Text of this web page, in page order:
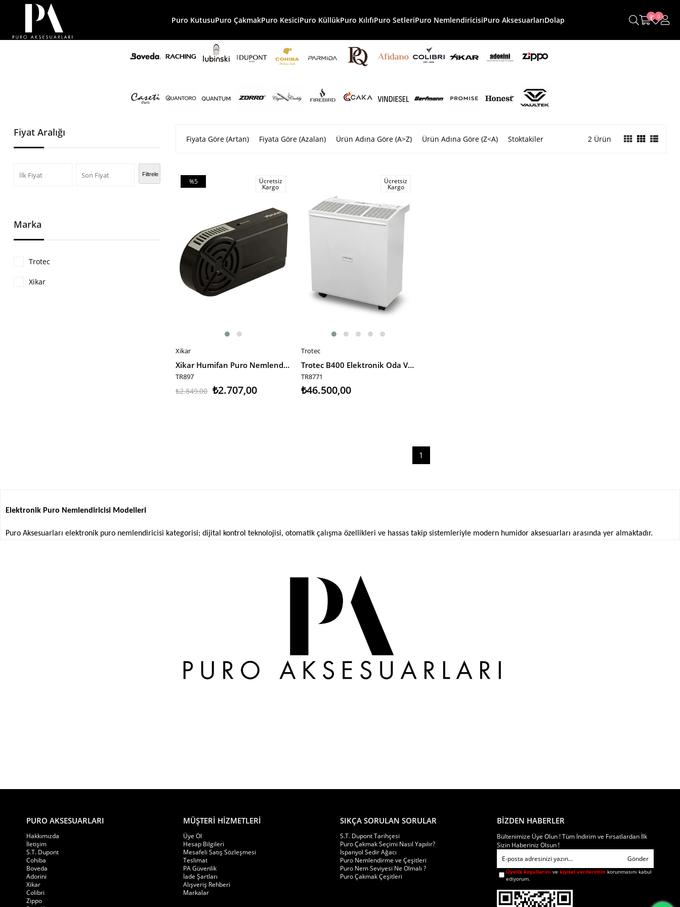
Puro KutusuPuro ÇakmakPuro KesiciPuro KüllükPuro KılıfıPuro SetleriPuro NemlendiricisiPuro AksesuarlarıDolap 0 0
Fiyat Aralığı
Filtrele
Marka
Trotec
Xikar
Fiyata Göre (Artan) Fiyata Göre (Azalan) Ürün Adına Göre (A>Z) Ürün Adına Göre (Z<A) Stoktakiler 2 Ürün
SEPETE EKLE
%5
Ücretsiz
Kargo
Xikar
Xikar Humifan Puro Nemlendirici
TR897
₺2.707,00
₺2.849,00
SEPETE EKLE
Ücretsiz
Kargo
Trotec
Trotec B400 Elektronik Oda Ve Puro Nemlendirme Cihazı
TR8771
₺46.500,00
1
Elektronik Puro Nemlendiricisi Modelleri
Puro Aksesuarları elektronik puro nemlendiricisi kategorisi; dijital kontrol teknolojisi, otomatik çalışma özellikleri ve hassas takip sistemleriyle modern humidor aksesuarları arasında yer almaktadır.
Elektronik humidor nemlendiricileri; kompakt modellerden yüksek kapasiteli sistemlere kadar farklı ihtiyaçlara yönelik seçenekler sunmaktadır. Kullanım alanına göre masaüstü humidorlardan
Puro Aksesuarları elektronik puro nemlendirici modelleri; teknoloji, kapasite ve kullanım özelliklerine göre farklı seçeneklerden oluşmaktadır.
Ayarlanabilir çalışma seçenekleri
Entegre higrometre seçenekleri
USB veya batarya destekli modeller
Kompakt tasarım avantajı
Bu özellikler elektronik nemlendiricileri özellikle düzenli takip gerektiren geniş hacimli humidor sistemleri için tercih edilen aksesuarlar arasında konumlandırmaktadır.
PURO AKSESUARLARI
Hakkımızda
İletişim
S.T. Dupont
Cohiba
Boveda
Adorini
Xikar
Colibri
Zippo
MÜŞTERİ HİZMETLERİ
Üye Ol
Hesap Bilgileri
Mesafeli Satış Sözleşmesi
Teslimat
PA Güvenlik
İade Şartları
Alışveriş Rehberi
Markalar
SIKÇA SORULAN SORULAR
S.T. Dupont Tarihçesi
Puro Çakmak Seçimi Nasıl Yapılır?
İspanyol Sedir Ağacı
Puro Nemlendirme ve Çeşitleri
Puro Nem Seviyesi Ne Olmalı ?
Puro Çakmak Çeşitleri
BİZDEN HABERLER
Bültenimize Üye Olun ! Tüm İndirim ve Fırsatlardan İlk
Sizin Haberiniz Olsun !
Gönder
Üyelik koşullarını vekişisel verilerimin korunmasını kabul
ediyorum.